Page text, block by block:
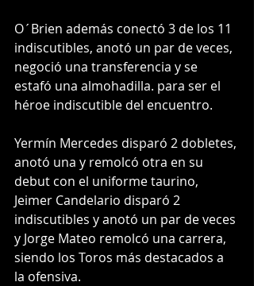
O´Brien además conectó 3 de los 11
indiscutibles, anotó un par de veces,
negoció una transferencia y se
estafó una almohadilla. para ser el
héroe indiscutible del encuentro.
Yermín Mercedes disparó 2 dobletes,
anotó una y remolcó otra en su
debut con el uniforme taurino,
Jeimer Candelario disparó 2
indiscutibles y anotó un par de veces
y Jorge Mateo remolcó una carrera,
siendo los Toros más destacados a
la ofensiva.